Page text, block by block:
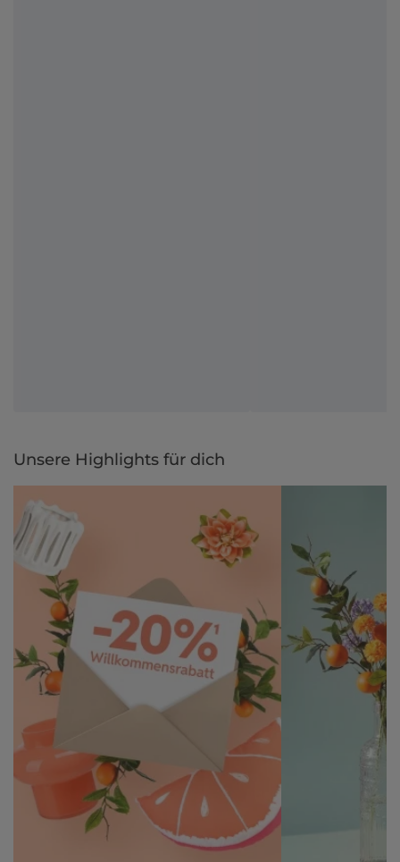
Unsere Highlights für dich